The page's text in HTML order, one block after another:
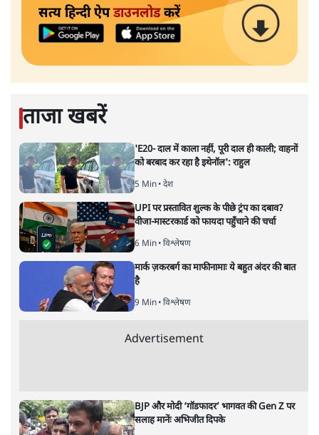
सत्य हिन्दी ऐपडाउनलोडकरें
ताजा खबरें
'E20- दाल में काला नहीं, पूरी दाल ही काली; वाहनों
को बरबाद कर रहा है इथेनॉल': राहुल
5 Min• देश
UPI पर प्रस्तावित शुल्क के पीछे ट्रंप का दबाव?
वीजा-मास्टरकार्ड को फायदा पहुँचाने की चर्चा
6 Min• विश्लेषण
मार्क ज़करबर्ग का माफीनामाः ये बहुत अंदर की बात
है
9 Min• विश्लेषण
Advertisement
BJP और मोदी ‘गॉडफादर’ भागवत की Gen Z पर
सलाह मानेंः अभिजीत दिपके